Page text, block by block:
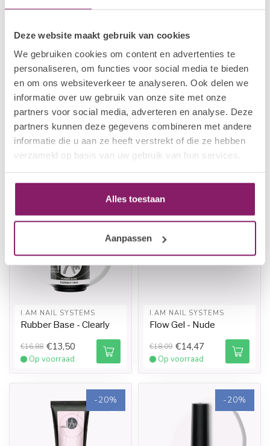
Deze website maakt gebruik van cookies
We gebruiken cookies om content en advertenties te
personaliseren, om functies voor social media te bieden
en om ons websiteverkeer te analyseren. Ook delen we
informatie over uw gebruik van onze site met onze
partners voor social media, adverteren en analyse. Deze
partners kunnen deze gegevens combineren met andere
informatie die u aan ze heeft verstrekt of die ze hebben
verzameld op basis van uw gebruik van hun services.
Alles toestaan
Aanpassen
I.AM NAIL SYSTEMS
Brush Builder - Soft
Blush
€14,47
Op voorraad
I.AM NAIL SYSTEMS
Monomer - Tempo
€9,63
Op voorraad
-20%
I.AM NAIL SYSTEMS
Rubber Base - Clearly
€16,88 €13,50
Op voorraad
I.AM NAIL SYSTEMS
Flow Gel - Nude
€18,09 €14,47
Op voorraad
-20% -20%